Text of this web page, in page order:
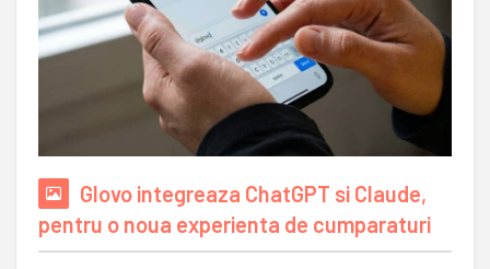
Glovo integreaza ChatGPT si Claude,
pentru o noua experienta de cumparaturi